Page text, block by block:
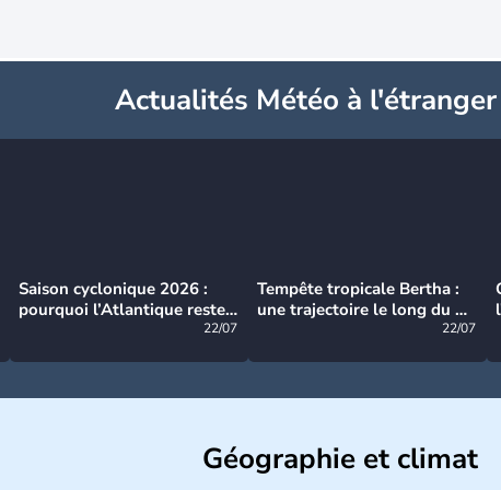
Actualités Météo à l'étranger
Saison cyclonique 2026 :
pourquoi l’Atlantique reste
22/07
Tempête tropicale Bertha :
une trajectoire le long du du
22/07
Géographie et climat